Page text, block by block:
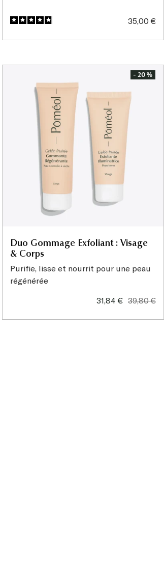
Prix
35,00 €
- 20%
Duo Gommage Exfoliant : Visage
& Corps
Purifie, lisse et nourrit pour une peau
régénérée
Prix
31,84 € Prix
39,80 €